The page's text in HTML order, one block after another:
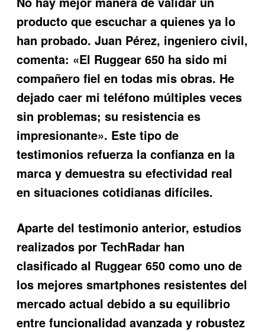
producto que escuchar a quienes ya lo
han probado. Juan Pérez, ingeniero civil,
comenta: «El Ruggear 650 ha sido mi
compañero fiel en todas mis obras. He
dejado caer mi teléfono múltiples veces
sin problemas; su resistencia es
impresionante». Este tipo de
testimonios refuerza la confianza en la
marca y demuestra su efectividad real
en situaciones cotidianas difíciles.
Aparte del testimonio anterior, estudios
realizados por TechRadar han
clasificado al Ruggear 650 como uno de
los mejores smartphones resistentes del
mercado actual debido a su equilibrio
entre funcionalidad avanzada y robustez